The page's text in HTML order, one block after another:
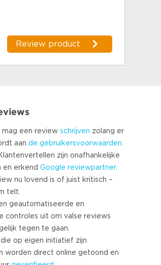
Review product
mag een review schrijven zolang er
aan de gebruikersvoorwaarden.
zijn onafhankelijke
en erkend Google reviewpartner.
nu lovend is of juist kritisch –
telt.
geautomatiseerde en
controles uit om valse reviews
tegen te gaan.
op eigen initiatief zijn
worden direct online getoond en